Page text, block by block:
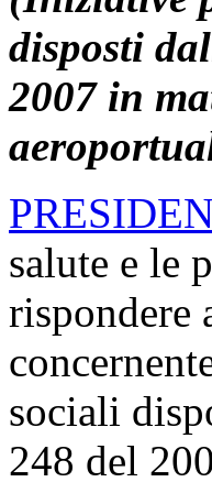
disposti
2007 in
salute e le
rispondere
sociali
248 del